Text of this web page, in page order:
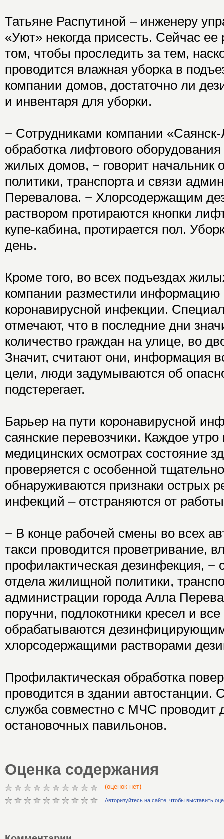
Татьяне Распутиной – инженеру
«Уют» некогда присесть. Сейчас ее
том, чтобы проследить за тем,
проводится влажная уборка в
компании домов, достаточно ли
и инвентаря для уборки.
− Сотрудниками компании
обработка лифтового
жилых домов, − говорит начальник
политики, транспорта и связи
Перевалова. − Хлорсодержащим
раствором протираются кнопки
купе-кабина, протирается пол.
день.
Кроме того, во всех подъездах
компании разместили информацию
коронавирусной инфекции.
отмечают, что в последние дни
количество граждан на улице, во
Значит, считают они, информация
цели, люди задумываются об
подстерегает.
Барьер на пути коронавирусной
саянские перевозчики. Каждое
медицинских осмотрах состояние
проверяется с особенной
обнаруживаются признаки острых
инфекций – отстраняются от
− В конце рабочей смены во всех
такси проводится проветривание,
профилактическая дезинфекция, −
отдела жилищной политики,
администрации города Алла
поручни, подлокотники кресел и
обрабатываются
хлорсодержащими растворами
Профилактическая обработка
проводится в здании автостанции.
служба совместно с МЧС проводит
остановочных павильонов.
Оценка содержания
(оценок нет)
Авторизуйтесь на сайте, чтобы выставить